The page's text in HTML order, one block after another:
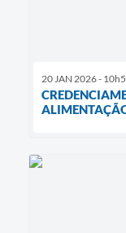
20 JAN 2026 -